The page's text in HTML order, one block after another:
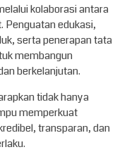
kolaborasi antara
Penguatan edukasi,
serta penerapan tata
membangun
berkelanjutan.
tidak hanya
memperkuat
transparan, dan